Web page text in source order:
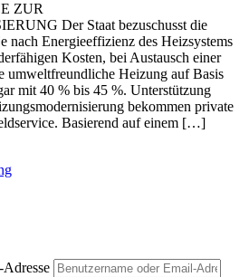
ZUR
Der Staat bezuschusst die
nach Energieeffizienz des Heizsystems
Kosten, bei Austausch einer
umweltfreundliche Heizung auf Basis
mit 40 % bis 45 %. Unterstützung
bekommen private
Basierend auf einem […]